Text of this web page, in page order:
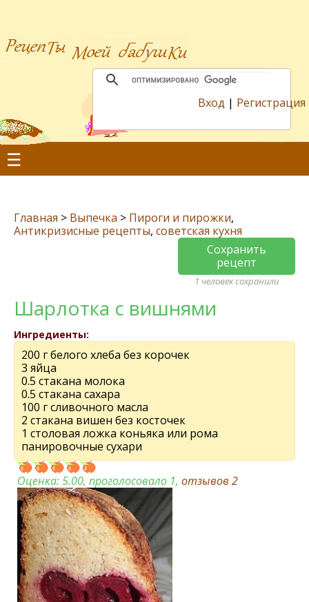
Вход | Регистрация
☰
Главная > Выпечка > Пироги и пирожки,
Антикризисные рецепты, советская кухня
Сохранить
рецепт
1 человек сохранили
Шарлотка с вишнями
Ингредиенты:
200 г белого хлеба без корочек
3 яйца
0.5 стакана молока
0.5 стакана сахара
100 г сливочного масла
2 стакана вишен без косточек
1 столовая ложка коньяка или рома
панировочные сухари
Оценка:5.00, проголосовало 1, отзывов 2